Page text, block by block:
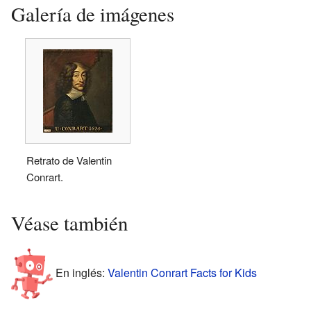
Galería de imágenes
Retrato de Valentin
Conrart.
Véase también
En inglés: Valentin Conrart Facts for Kids